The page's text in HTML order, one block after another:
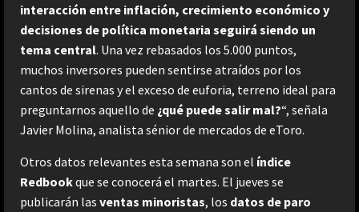
interacción entre inflación, crecimiento económico y
decisiones de política monetaria seguirá siendo un
tema central. Una vez rebasados los 5.000 puntos,
muchos inversores pueden sentirse atraídos por los
cantos de sirenas y el exceso de euforia, terreno ideal para
preguntarnos aquello de ¿qué puede salir mal?“, señala
Javier Molina, analista sénior de mercados de eToro.
Otros datos relevantes esta semana son el índice
Redbookque se conocerá el martes. El jueves se
publicarán las ventas minoristas, los datos de paro